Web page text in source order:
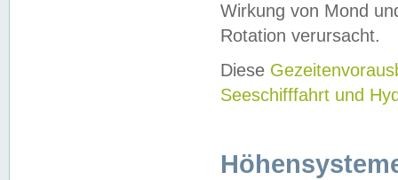
Wirkung von Mond
Rotation verursacht.
Diese
Seeschifffahrt und